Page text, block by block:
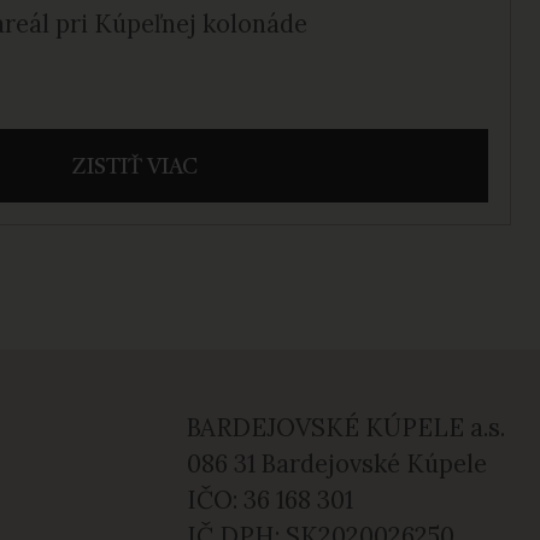
pri Kúpeľnej kolonáde
ZISTIŤ VIAC
BARDEJOVSKÉ KÚPELE a.s.
086 31 Bardejovské Kúpele
IČO: 36 168 301